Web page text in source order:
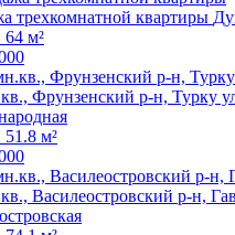
трехкомнатной квартиры
64 м²
Фрунзенский р-н, Турку
51.8 м²
Василеостровский р-н,